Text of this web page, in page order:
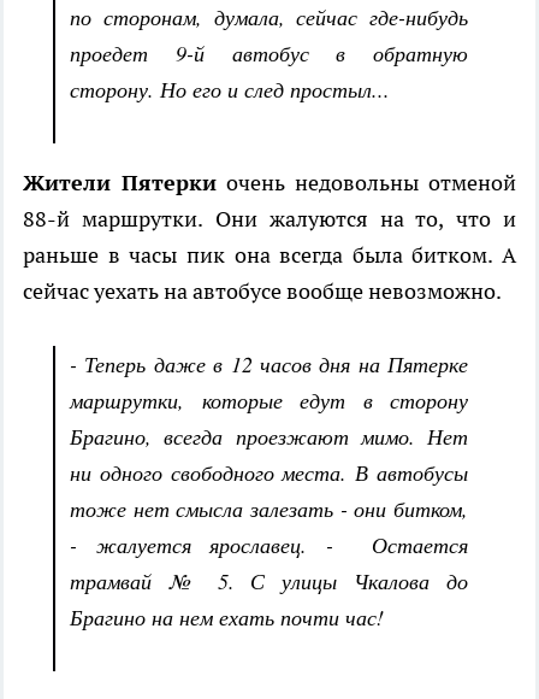
по сторонам, думала, сейчас где-нибудь
проедет 9-й автобус в обратную
сторону. Но его и след простыл...
Жители Пятерки очень недовольны отменой
88-й маршрутки. Они жалуются на то, что и
раньше в часы пик она всегда была битком. А
сейчас уехать на автобусе вообще невозможно.
- Теперь даже в 12 часов дня на Пятерке
маршрутки, которые едут в сторону
Брагино, всегда проезжают мимо. Нет
ни одного свободного места. В автобусы
тоже нет смысла залезать - они битком,
- жалуется ярославец. - Остается
трамвай № 5. С улицы Чкалова до
Брагино на нем ехать почти час!